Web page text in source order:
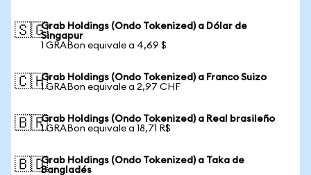
🇸🇬Grab Holdings (Ondo Tokenized) a Dólar de
Singapur
1 GRABon equivale a 4,69 $
🇨🇭Grab Holdings (Ondo Tokenized) a Franco Suizo
1 GRABon equivale a 2,97 CHF
🇧🇷Grab Holdings (Ondo Tokenized) a Real brasileño
1 GRABon equivale a 18,71 R$
🇧🇩Grab Holdings (Ondo Tokenized) a Taka de
Bangladés